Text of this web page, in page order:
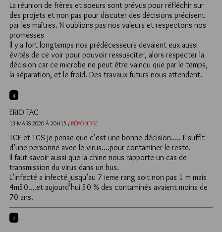
La réunion de frères et soeurs sont prévus pour réfléchir sur
des projets et non pas pour discuter des décisions précisent
par les maîtres. N oublions pas nos valeurs et respectons nos
promesses
Il y a fort longtemps nos prédécesseurs devaient eux aussi
évités de ce voir pour pouvoir ressusciter, alors respecter la
décision car ce microbe ne peut être vaincu que par le temps,
la séparation, et le froid. Des travaux futurs nous attendent.
4
ERIO TAC
13 MARS 2020 À 20H15 / RÉPONDRE
TCF et TCS je pense que c’est une bonne décision….. Il suffit
d’une personne avec le virus….pour contaminer le reste.
Il faut savoir aussi que la chine nous rapporte un cas de
transmission du virus dans un bus.
L’infecté a infecté jusqu’au 7 ieme rang soit non pas 1 m mais
4m50….et aujourd’hui 50 % des contaminés avaient moins de
70 ans.
2